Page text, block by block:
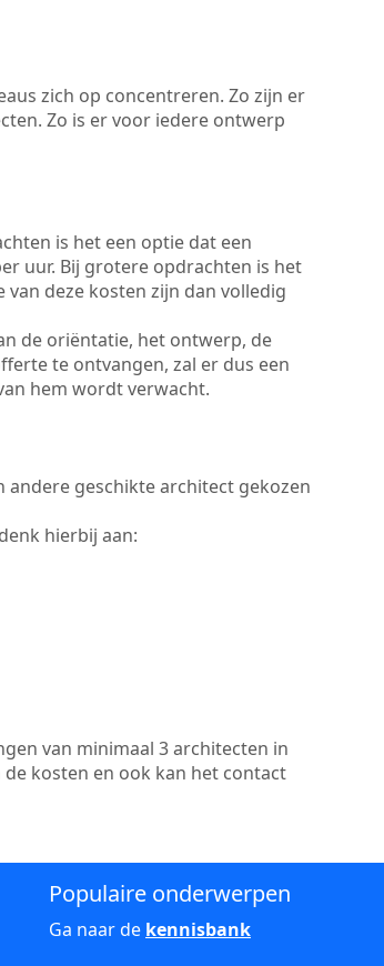
zich op concentreren. Zo zijn er
Zo is er voor iedere ontwerp
is het een optie dat een
uur. Bij grotere opdrachten is het
deze kosten zijn dan volledig
de oriëntatie, het ontwerp, de
te ontvangen, zal er dus een
hem wordt verwacht.
andere geschikte architect gekozen
hierbij aan:
van minimaal 3 architecten in
kosten en ook kan het contact
Populaire onderwerpen
Ga naar de kennisbank